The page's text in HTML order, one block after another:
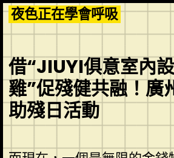
Skip
to
content
夜色正在學會呼吸
借“JIUYI俱意室內
雞”促殘健共融！廣
助殘日活動